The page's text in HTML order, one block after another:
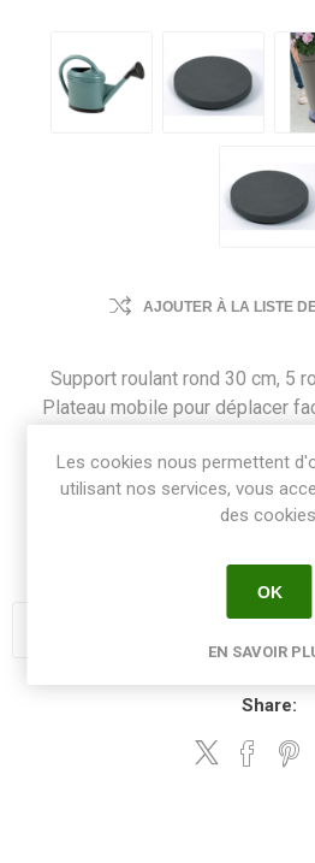
AJOUTER À LA LISTE
Support roulant rond 30 cm, 5
Plateau mobile pour déplacer
plane.
SKU:
Share:
Les cookies nous permettent
utilisant nos services, vous
des
OK
EN SAVOIR